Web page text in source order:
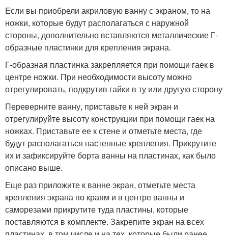
Если вы приобрели акриловую ванну с экраном, то на
ножки, которые будут располагаться с наружной
стороны, дополнительно вставляются металлические Г-
образные пластинки для крепления экрана.
Г-образная пластинка закрепляется при помощи гаек в
центре ножки. При необходимости высоту можно
отрегулировать, подкрутив гайки в ту или другую сторону
Переверните ванну, приставьте к ней экран и
отрегулируйте высоту конструкции при помощи гаек на
ножках. Приставьте ее к стене и отметьте места, где
будут располагаться настенные крепления. Прикрутите
их и зафиксируйте борта ванны на пластинах, как было
описано выше.
Еще раз приложите к ванне экран, отметьте места
крепления экрана по краям и в центре ванны и
саморезами прикрутите туда пластины, которые
поставляются в комплекте. Закрепите экран на всех